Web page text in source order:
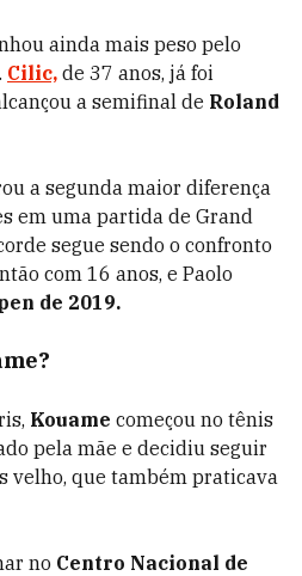
ainda mais peso pelo
Cilic, de 37 anos, já foi
a semifinal de Roland
a segunda maior diferença
em uma partida de Grand
segue sendo o confronto
com 16 anos, e Paolo
de 2019.
Kouame começou no tênis
pela mãe e decidiu seguir
velho, que também praticava
no Centro Nacional de